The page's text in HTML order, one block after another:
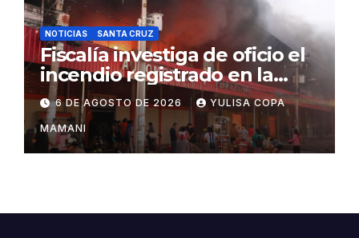
NOTICIAS SANTA CRUZ
Fiscalía investiga de oficio el
incendio registrado en la
feria Barrio Lindo
6 DE AGOSTO DE 2026 YULISA COPA
MAMANI